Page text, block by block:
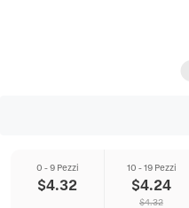
0 - 9 Pezzi
$4.32
10 - 19 Pezzi
$4.24
$4.32